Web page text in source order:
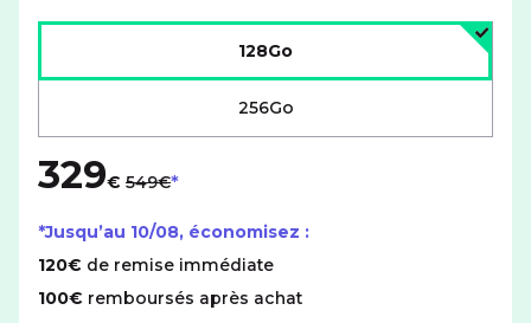
128Go
256Go
329€ 549€
*Jusqu’au 10/08, économisez :
120€ de remise immédiate
100€ remboursés après achat